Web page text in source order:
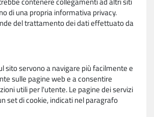
di una propria informativa privacy.
del trattamento dei dati effettuato da
sito servono a navigare più facilmente e
sulle pagine web e a consentire
utili per l'utente. Le pagine dei servizi
set di cookie, indicati nel paragrafo